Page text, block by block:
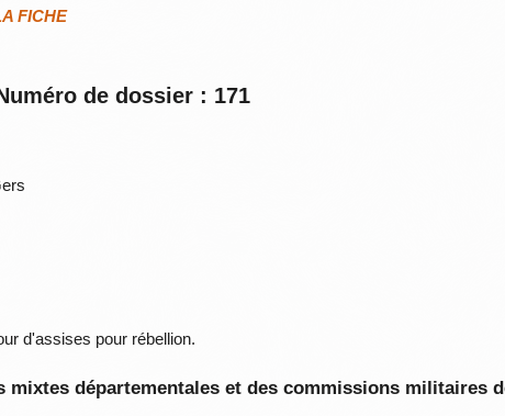
FICHE
de dossier : 171
d'assises pour rébellion.
mixtes départementales et des commissions militaires